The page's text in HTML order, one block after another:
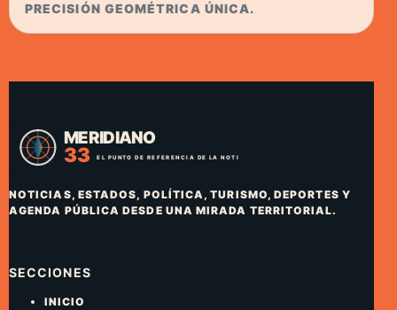
PRECISIÓN GEOMÉTRICA ÚNICA.
NOTICIAS, ESTADOS, POLÍTICA, TURISMO, DEPORTES Y
AGENDA PÚBLICA DESDE UNA MIRADA TERRITORIAL.
SECCIONES
INICIO